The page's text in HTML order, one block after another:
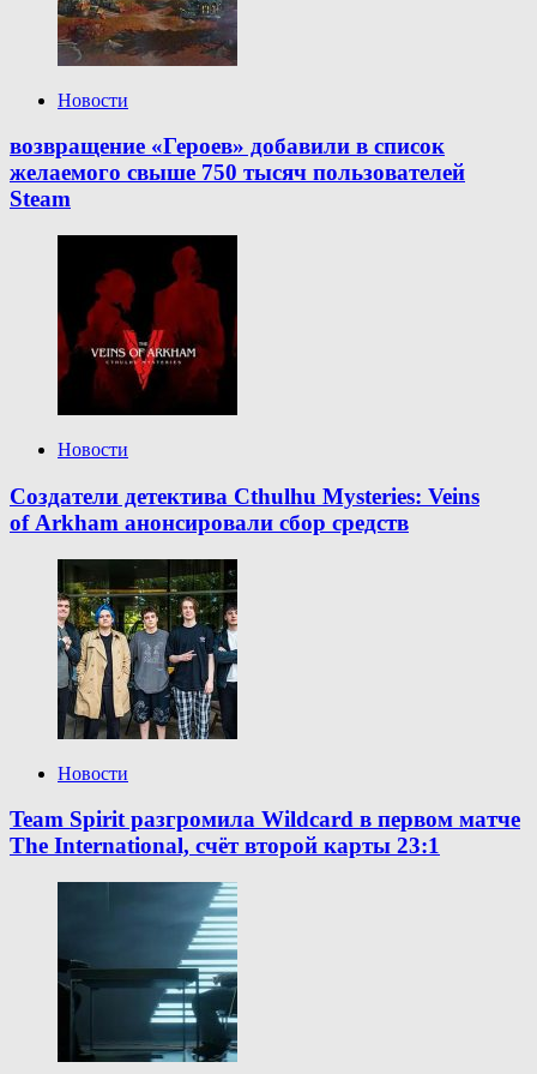
Новости
возвращение «Героев» добавили в список
желаемого свыше 750 тысяч пользователей
Steam
Новости
Создатели детектива Cthulhu Mysteries: Veins
of Arkham анонсировали сбор средств
Новости
Team Spirit разгромила Wildcard в первом матче
The International, счёт второй карты 23:1